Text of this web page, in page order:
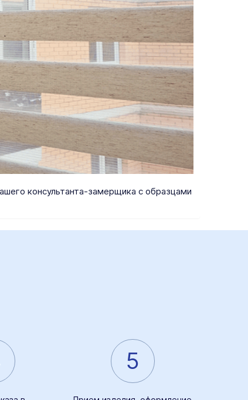
консультанта-замерщика с образцами
5